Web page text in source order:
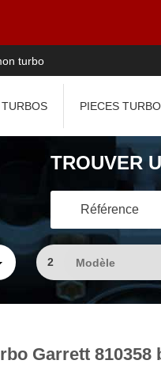
turbo
TURBOS PIECES TURBO
TROUVER
Référence
2
Garrett 810358